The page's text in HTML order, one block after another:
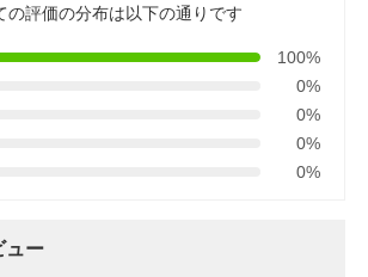
の評価の分布は以下の通りです
100%
0%
0%
0%
0%
ュー